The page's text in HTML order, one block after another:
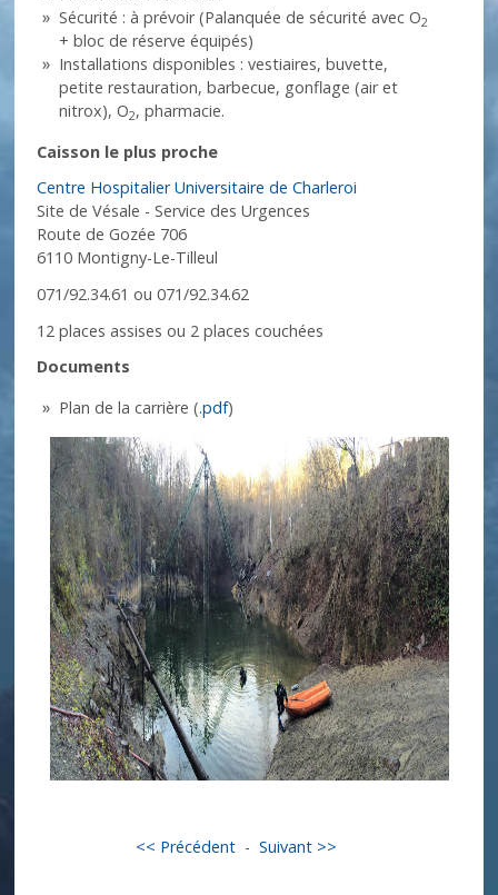
Sécurité : à prévoir (Palanquée de sécurité avec O2
+ bloc de réserve équipés)
Installations disponibles : vestiaires, buvette,
petite restauration, barbecue, gonflage (air et
nitrox), O2, pharmacie.
Caisson le plus proche
Centre Hospitalier Universitaire de Charleroi
Site de Vésale - Service des Urgences
Route de Gozée 706
6110 Montigny-Le-Tilleul
071/92.34.61 ou 071/92.34.62
12 places assises ou 2 places couchées
Documents
Plan de la carrière (.pdf)
<< Précédent -Suivant >>